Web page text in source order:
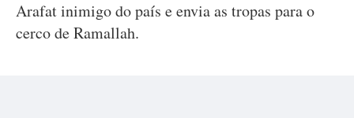
Arafat inimigo do país e envia as tropas para o
cerco de Ramallah.